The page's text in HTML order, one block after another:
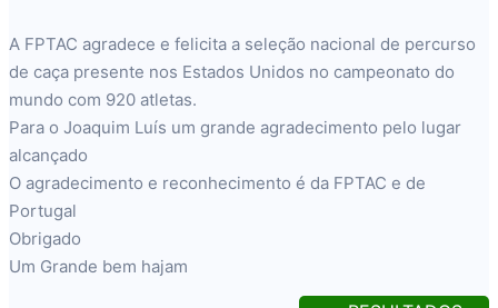
A FPTAC agradece e felicita a seleção nacional de percurso
de caça presente nos Estados Unidos no campeonato do
mundo com 920 atletas.
Para o Joaquim Luís um grande agradecimento pelo lugar
alcançado
O agradecimento e reconhecimento é da FPTAC e de
Portugal
Obrigado
Um Grande bem hajam